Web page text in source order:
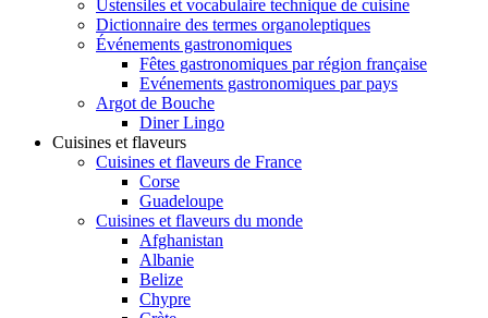
Ustensiles et vocabulaire technique de cuisine
Dictionnaire des termes organoleptiques
Événements gastronomiques
Fêtes gastronomiques par région française
Evénements gastronomiques par pays
Argot de Bouche
Diner Lingo
Cuisines et flaveurs
Cuisines et flaveurs de France
Corse
Guadeloupe
Cuisines et flaveurs du monde
Afghanistan
Albanie
Belize
Chypre